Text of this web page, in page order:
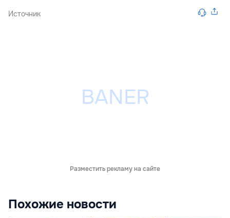
Источник
Разместить рекламу на сайте
Похожие новости